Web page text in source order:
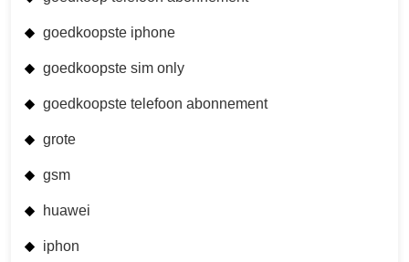
goedkoopste iphone
goedkoopste sim only
goedkoopste telefoon abonnement
grote
gsm
huawei
iphon